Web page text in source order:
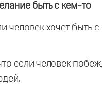
быть с кем-то
человек хочет
если человек